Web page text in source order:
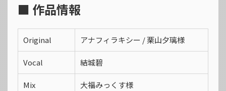
■ 作品情報
Original アナフィラキシー / 栗山夕璃様
Vocal 結城碧
Mix 大福みっくす様